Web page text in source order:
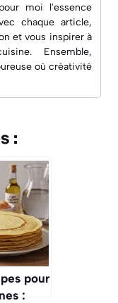
moi l'essence
chaque article,
et vous inspirer à
Ensemble,
où créativité
:
pour
: